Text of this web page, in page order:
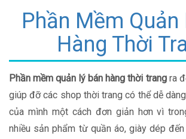
Phần Mềm Quản
Hàng Thời
Phần mềm quản lý bán hàng thời trangra
giúp đỡ các shop thời trang có thể dễ
của mình một cách đơn giản hơn vì
nhiều sản phẩm từ quần áo, giày dép